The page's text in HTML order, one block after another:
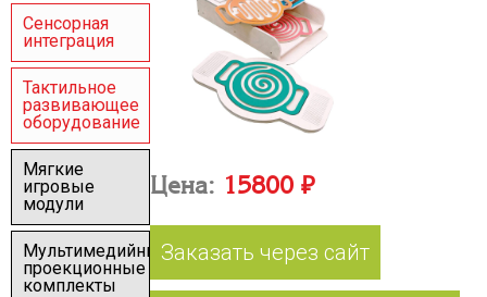
Сенсорная
интеграция
Тактильное
развивающее
оборудование
Мягкие
игровые
модули
Мультимедийные
проекционные
комплекты
Цена: 15800 ₽
Заказать через сайт